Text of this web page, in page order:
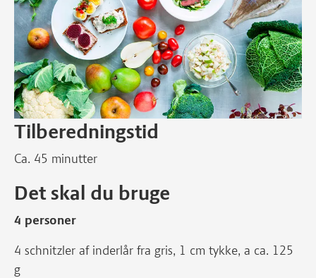
Tilberedningstid
Ca. 45 minutter
Det skal du bruge
4 personer
4 schnitzler af inderlår fra gris, 1 cm tykke, a ca. 125
g